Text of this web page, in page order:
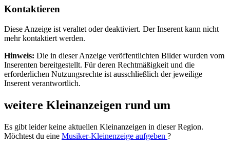
Kontaktieren
Diese Anzeige ist veraltet oder deaktiviert. Der Inserent kann nicht
mehr kontaktiert werden.
Hinweis: Die in dieser Anzeige veröffentlichten Bilder wurden vom
Inserenten bereitgestellt. Für deren Rechtmäßigkeit und die
erforderlichen Nutzungsrechte ist ausschließlich der jeweilige
Inserent verantwortlich.
weitere Kleinanzeigen rund um
Es gibt leider keine aktuellen Kleinanzeigen in dieser Region.
Möchtest du eine Musiker-Kleinenzeige aufgeben ?